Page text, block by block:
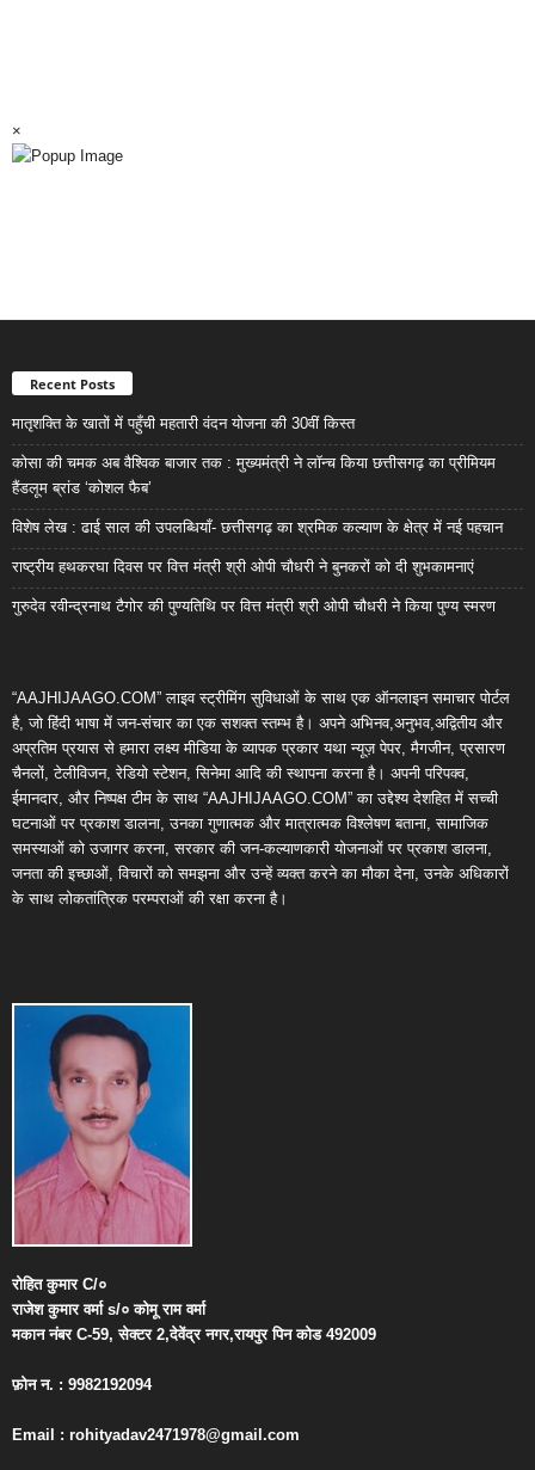
×
Recent Posts
मातृशक्ति के खातों में पहुँची महतारी वंदन योजना की 30वीं किस्त
कोसा की चमक अब वैश्विक बाजार तक : मुख्यमंत्री ने लॉन्च किया छत्तीसगढ़ का प्रीमियम
हैंडलूम ब्रांड ‘कोशल फैब’
विशेष लेख : ढाई साल की उपलब्धियाँ- छत्तीसगढ़ का श्रमिक कल्याण के क्षेत्र में नई पहचान
राष्ट्रीय हथकरघा दिवस पर वित्त मंत्री श्री ओपी चौधरी ने बुनकरों को दी शुभकामनाएं
गुरुदेव रवीन्द्रनाथ टैगोर की पुण्यतिथि पर वित्त मंत्री श्री ओपी चौधरी ने किया पुण्य स्मरण
“AAJHIJAAGO.COM” लाइव स्ट्रीमिंग सुविधाओं के साथ एक ऑनलाइन समाचार पोर्टल
है, जो हिंदी भाषा में जन-संचार का एक सशक्त स्तम्भ है। अपने अभिनव,अनुभव,अद्वितीय और
अप्रतिम प्रयास से हमारा लक्ष्य मीडिया के व्यापक प्रकार यथा न्यूज़ पेपर, मैगजीन, प्रसारण
चैनलों, टेलीविजन, रेडियो स्टेशन, सिनेमा आदि की स्थापना करना है। अपनी परिपक्व,
ईमानदार, और निष्पक्ष टीम के साथ “AAJHIJAAGO.COM” का उद्देश्य देशहित में सच्ची
घटनाओं पर प्रकाश डालना, उनका गुणात्मक और मात्रात्मक विश्लेषण बताना, सामाजिक
समस्याओं को उजागर करना, सरकार की जन-कल्याणकारी योजनाओं पर प्रकाश डालना,
जनता की इच्छाओं, विचारों को समझना और उन्हें व्यक्त करने का मौका देना, उनके अधिकारों
के साथ लोकतांत्रिक परम्पराओं की रक्षा करना है।
रोहित कुमारC/०
राजेश कुमार वर्माs/० कोमू राम वर्मा
मकान नंबरC-59,सेक्टर2,देवेंद्र नगर,रायपुर पिन कोड492009
फ़ोन न. : 9982192094
Email : rohityadav2471978@gmail.com